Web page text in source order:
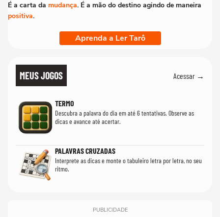
É a carta da mudança. É a mão do destino agindo de maneira
positiva.
Aprenda a Ler Tarô
MEUS JOGOS Acessar →
TERMO
Descubra a palavra do dia em até 6 tentativas. Observe as
dicas e avance até acertar.
PALAVRAS CRUZADAS
Interprete as dicas e monte o tabuleiro letra por letra, no seu
ritmo.
PUBLICIDADE